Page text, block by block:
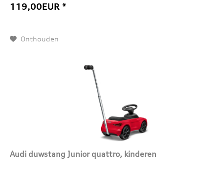
119,00EUR *
Onthouden
Audi duwstang Junior quattro, kinderen